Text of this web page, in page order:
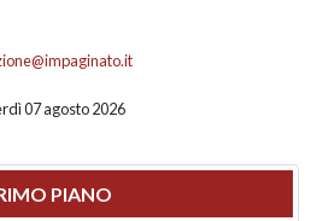
07 agosto 2026
PIANO